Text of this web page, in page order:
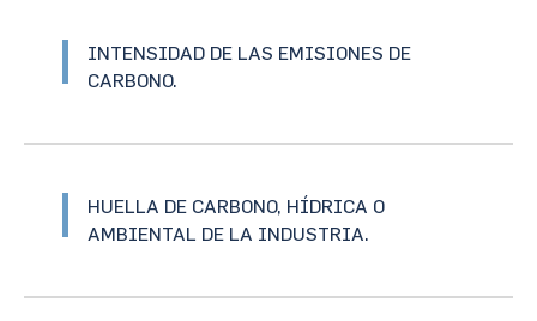
INTENSIDAD DE LAS EMISIONES DE
CARBONO.
HUELLA DE CARBONO, HÍDRICA O
AMBIENTAL DE LA INDUSTRIA.